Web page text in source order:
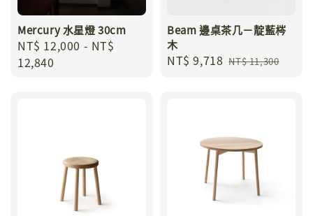
Mercury 水星燈 30cm
Regular
price
NT$ 12,000 - NT$
12,840
Beam 邊桌茶几－靛藍梣
木
Sale
NT$ 9,718 Regular
NT$ 11,300